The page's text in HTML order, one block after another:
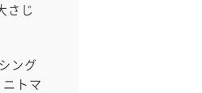
さじ
ング
トマ